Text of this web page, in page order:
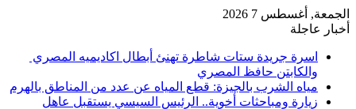
الجمعة, أغسطس 7 2026
أخبار عاجلة
اسرة جريدة ستات شاطرة تهنئ أبطال اكاديميه المصري
والكابتن حافظ المصري
مياه الشرب بالجيزة: قطع المياه عن عدد من المناطق بالهرم
زيارة ومباحثات أخوية.. الرئيس السيسي يستقبل عاهل